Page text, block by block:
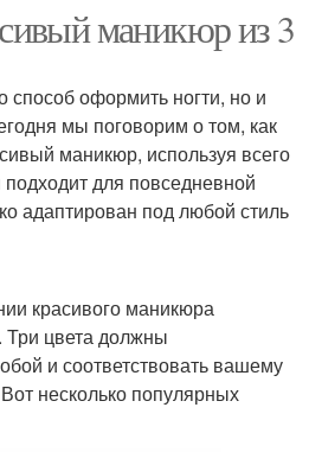
маникюр из 3
способ оформить ногти, но и
мы поговорим о том, как
маникюр, используя всего
подходит для повседневной
адаптирован под любой стиль
красивого маникюра
Три цвета должны
и соответствовать вашему
несколько популярных